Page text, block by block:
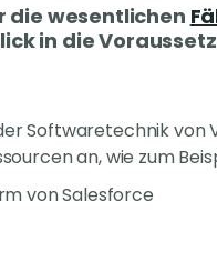
die wesentlichen
in die
Softwaretechnik von
an, wie zum
von Salesforce